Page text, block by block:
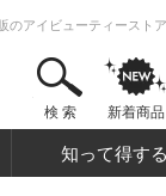
のアイビューティースト
検 索 新着商品
知って得す